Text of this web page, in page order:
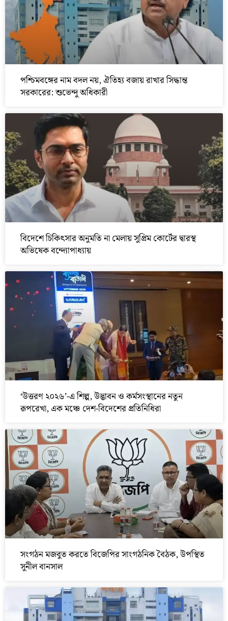
পশ্চিমবঙ্গের নাম বদল নয়, ঐতিহ্য বজায় রাখার সিদ্ধান্ত
সরকারের: শুভেন্দু অধিকারী
বিদেশে চিকিৎসার অনুমতি না মেলায় সুপ্রিম কোর্টের দ্বারস্থ
অভিষেক বন্দ্যোপাধ্যায়
‘উত্তরণ ২০২৬’-এ শিল্প, উদ্ভাবন ও কর্মসংস্থানের নতুন
রূপরেখা, এক মঞ্চে দেশ-বিদেশের প্রতিনিধিরা
সংগঠন মজবুত করতে বিজেপির সাংগঠনিক বৈঠক, উপস্থিত
সুনীল বানসাল